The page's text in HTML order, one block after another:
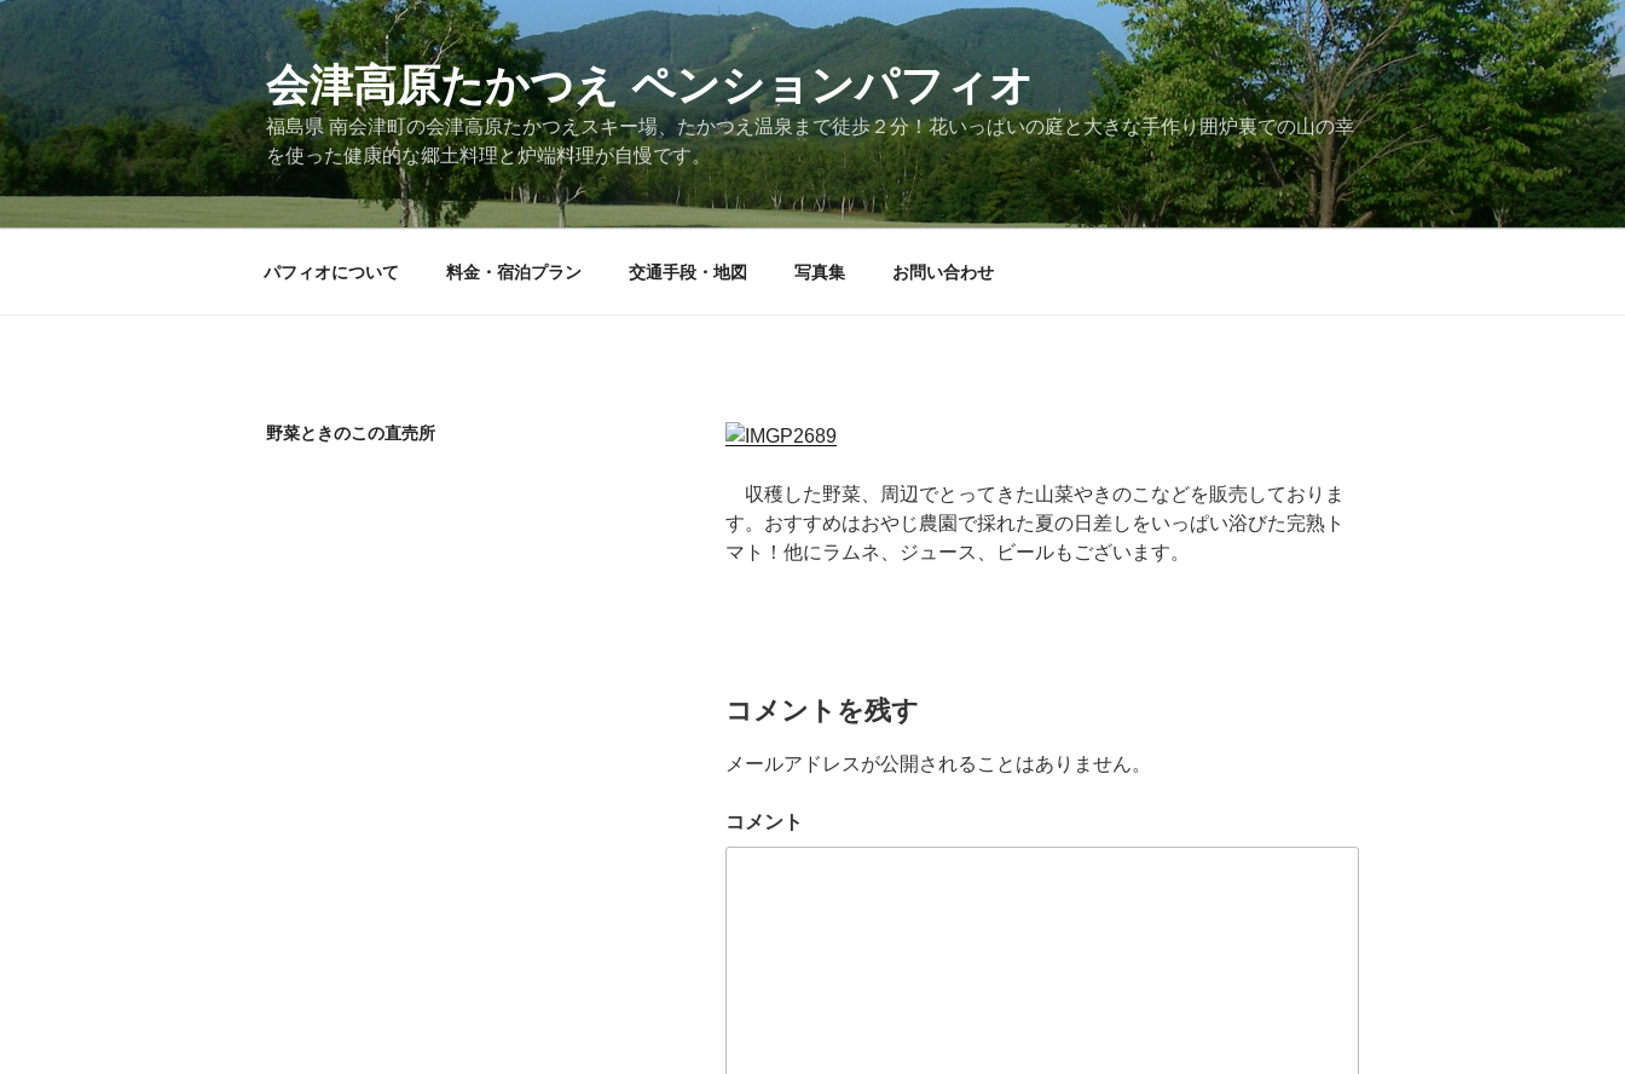
テ
ン
ツ
へ
ス
会津高原たかつえ ペンションパフィオ
福島県 南会津町の会津高原たかつえスキー場、たかつえ温泉まで徒歩２分！花いっぱいの庭と大きな手作り囲炉裏での山の幸
を使った健康的な郷土料理と炉端料理が自慢です。
パフィオについて 料金・宿泊プラン 交通手段・地図 写真集 お問い合わせ
野菜ときのこの直売所
収穫した野菜、周辺でとってきた山菜やきのこなどを販売しておりま
す。おすすめはおやじ農園で採れた夏の日差しをいっぱい浴びた完熟ト
マト！他にラムネ、ジュース、ビールもございます。
コメントを残す
メールアドレスが公開されることはありません。
コメント